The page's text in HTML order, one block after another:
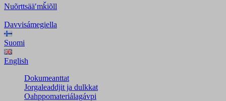
Nuõrttsääʹmǩiõll
Davvisámegiella
Suomi
English
Dokumeanttat
Jorgaleaddjit ja dulkkat
Oahppomateriálagávpi